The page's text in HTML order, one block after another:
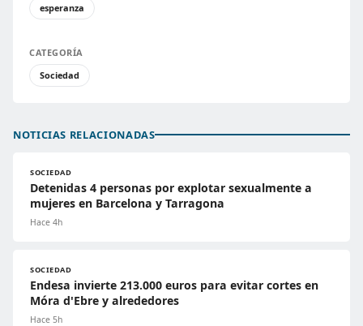
esperanza
CATEGORÍA
Sociedad
NOTICIAS RELACIONADAS
SOCIEDAD
Detenidas 4 personas por explotar sexualmente a
mujeres en Barcelona y Tarragona
Hace 4h
SOCIEDAD
Endesa invierte 213.000 euros para evitar cortes en
Móra d'Ebre y alrededores
Hace 5h